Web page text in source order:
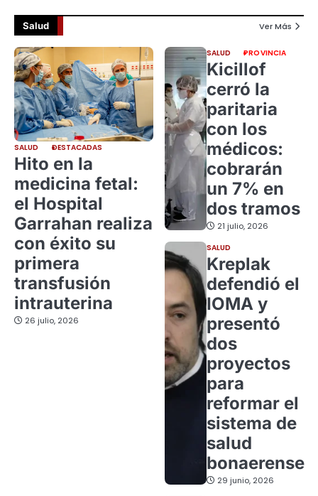
Salud Ver Más
SALUD DESTACADAS
Hito en la
medicina fetal:
el Hospital
Garrahan realiza
con éxito su
primera
transfusión
intrauterina
26 julio, 2026
SALUD PROVINCIA
Kicillof
cerró la
paritaria
con los
médicos:
cobrarán
un 7% en
dos tramos
21 julio, 2026
SALUD
Kreplak
defendió el
IOMA y
presentó
dos
proyectos
para
reformar el
sistema de
salud
bonaerense
29 junio, 2026